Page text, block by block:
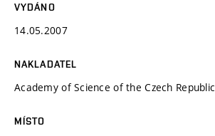
VYDÁNO
14.05.2007
NAKLADATEL
Academy of Science of the Czech Republic
MÍSTO